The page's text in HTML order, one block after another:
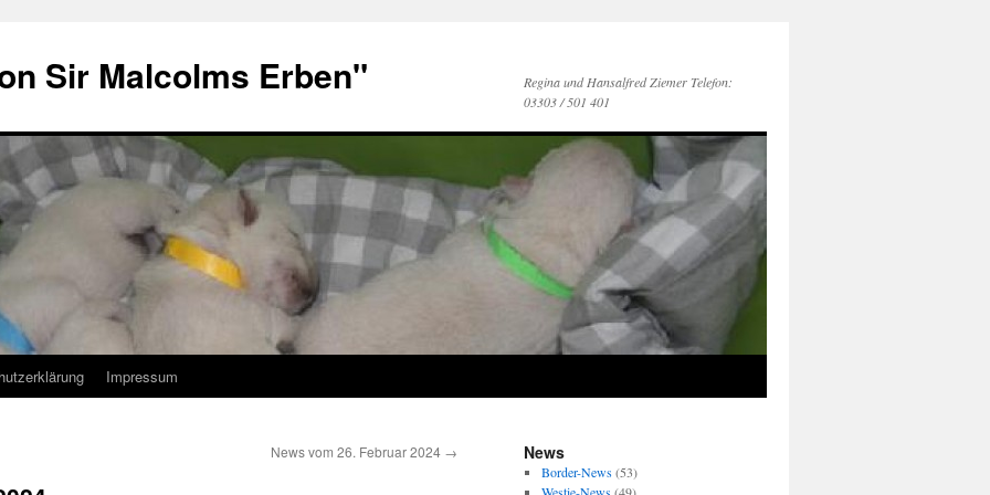
Sir Malcolms Erben"
Regina und Hansalfred Ziemer Telefon:
03303 / 501 401
Impressum
News vom 26. Februar 2024 → News
Border-News(53)